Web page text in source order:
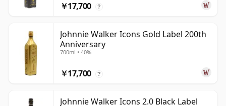
￥17,700 ?
Johnnie Walker Icons Gold Label 200th
Anniversary
700ml • 40%
￥17,700 ?
Johnnie Walker Icons 2.0 Black Label